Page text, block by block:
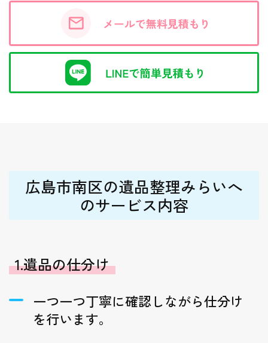
広島市南区の遺品整理みらいへ
のサービス内容
1.遺品の仕分け
一つ一つ丁寧に確認しながら仕分け
を行います。